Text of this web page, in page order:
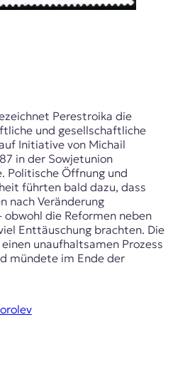
Perestroika die
und gesellschaftliche
Initiative von Michail
in der Sowjetunion
Politische Öffnung und
führten bald dazu, dass
nach Veränderung
die Reformen neben
Enttäuschung brachten. Die
unaufhaltsamen Prozess
mündete im Ende der